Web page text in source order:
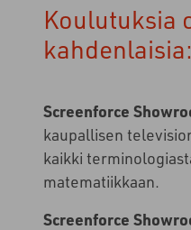
Koulutuksia
kahdenlaisia:
Screenforce
kaupallisen
kaikki
matematiikkaan.
Screenforce